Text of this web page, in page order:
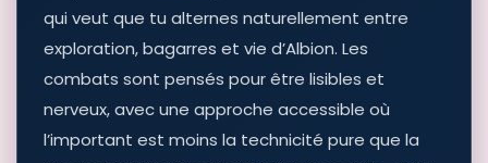
qui veut que tu alternes naturellement entre
exploration, bagarres et vie d’Albion. Les
combats sont pensés pour être lisibles et
nerveux, avec une approche accessible où
l’important est moins la technicité pure que la